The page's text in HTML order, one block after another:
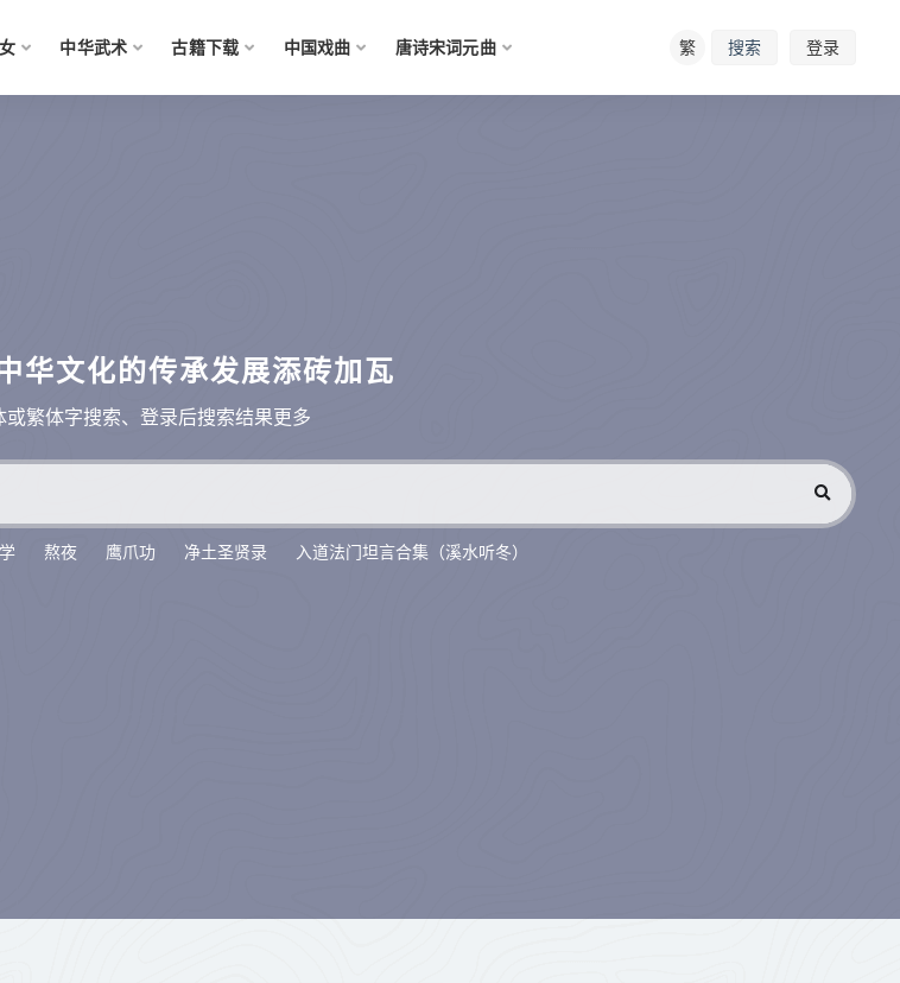
中华武术 古籍下载 中国戏曲 唐诗宋词元曲 繁 搜索 登录
华文化的传承发展添砖加瓦
或繁体字搜索、登录后搜索结果更多
熬夜 鹰爪功 净土圣贤录 入道法门坦言合集（溪水听冬）